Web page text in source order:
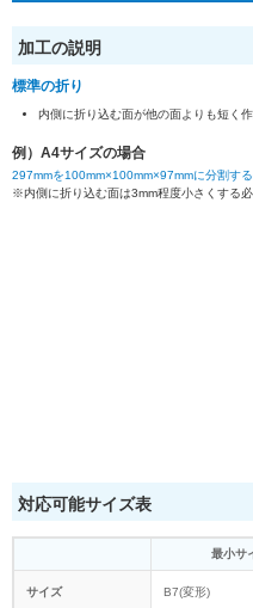
加工の説明
標準の折り
内側に折り込む面が他の面よりも短く
例）A4サイズの場合
297mmを100mm×100mm×97mmに分割する
※内側に折り込む面は3mm程度小さくする必
対応可能サイズ表
最小サ
サイズ B7(変形)